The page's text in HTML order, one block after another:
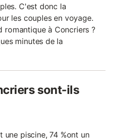
C'est donc la
les couples en voyage.
romantique à Concriers ?
minutes de la
sont-ils
une piscine, 74 %ont un